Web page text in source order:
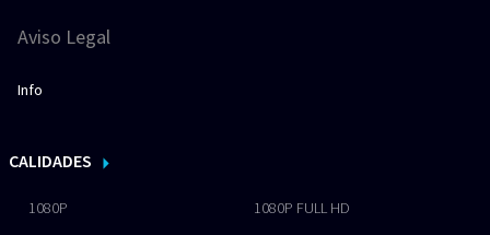
Aviso Legal
Info
CALIDADES
1080P 1080P FULL HD